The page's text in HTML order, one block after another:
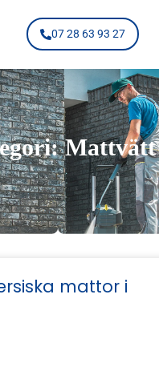
07 28 63 93 27
Mattvätt
mattor i